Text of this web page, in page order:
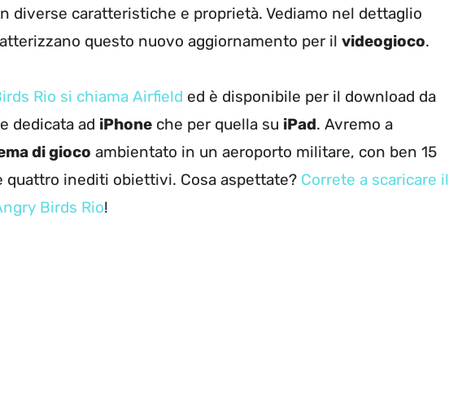
diverse caratteristiche e proprietà. Vediamo nel dettaglio
questo nuovo aggiornamento per il videogioco.
Rio si chiama Airfield ed è disponibile per il download da
dedicata ad iPhone che per quella su iPad. Avremo a
di gioco ambientato in un aeroporto militare, con ben 15
quattro inediti obiettivi. Cosa aspettate? Correte a scaricare il
Birds Rio!